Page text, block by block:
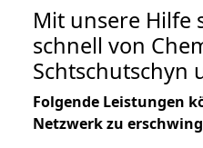
Mit unsere Hilfe
schnell von
Schtschutschyn
Folgende Leistungen
Netzwerk zu